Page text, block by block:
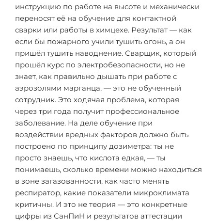
инструкцию по работе на высоте и механически
переносят её на обучение для контактной
сварки или работы в химцехе. Результат — как
если бы пожарного учили тушить огонь, а он
пришёл тушить наводнение. Сварщик, который
прошёл курс по электробезопасности, но не
знает, как правильно дышать при работе с
аэрозолями марганца, — это не обученный
сотрудник. Это ходячая проблема, которая
через три года получит профессиональное
заболевание. На деле обучение при
воздействии вредных факторов должно быть
построено по принципу дозиметра: ты не
просто знаешь, что кислота едкая, — ты
понимаешь, сколько времени можно находиться
в зоне загазованности, как часто менять
респиратор, какие показатели микроклимата
критичны. И это не теория — это конкретные
цифры из СанПиН и результатов аттестации